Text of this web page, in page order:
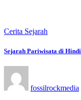
Cerita Sejarah
Sejarah Pariwisata di
fossilrockmedia